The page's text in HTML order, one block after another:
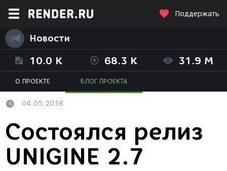
Поддержать
Новости
10.0 K 68.3 K 31.9 M
О ПРОЕКТЕ БЛОГ ПРОЕКТА
04.05.2018
Состоялся релиз
UNIGINE 2.7